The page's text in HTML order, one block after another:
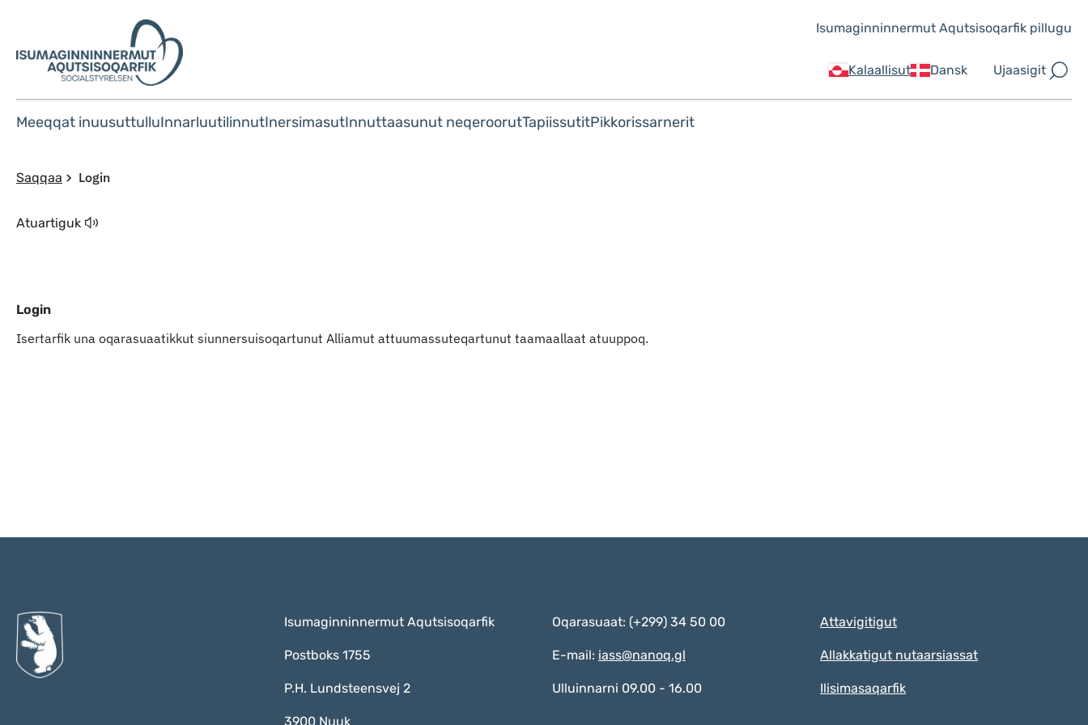
Kalaallisut Dansk Ujaasigit
Isumaginninnermut Aqutsisoqarfik pillugu
Meeqqat inuusuttulluInnarluutilinnutInersimasutInnuttaasunut neqeroorutTapiissutitPikkorissarnerit
Saqqaa Login
Atuartiguk
Login
Isertarfik una oqarasuaatikkut siunnersuisoqartunut Alliamut attuumassuteqartunut taamaallaat atuuppoq.
Isumaginninnermut Aqutsisoqarfik
Postboks 1755
P.H. Lundsteensvej 2
3900 Nuuk
Oqarasuaat: (+299) 34 50 00
E-mail: iass@nanoq.gl
Ulluinnarni 09.00 - 16.00
Attavigitigut
Allakkatigut nutaarsiassat
Ilisimasaqarfik